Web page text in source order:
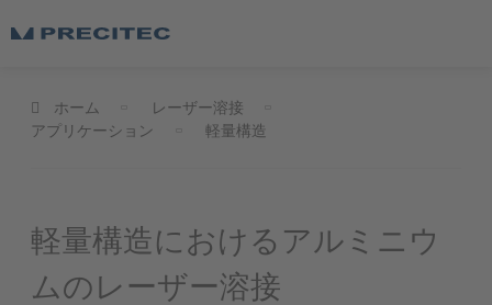
ホーム
レーザー溶接
アプリケーション
軽量構造
軽量構造におけるアルミニウ
ムのレーザー溶接